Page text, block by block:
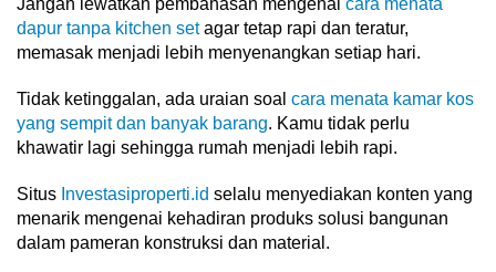
Jangan lewatkan pembahasan mengenai cara menata
dapur tanpa kitchen setagar tetap rapi dan teratur,
memasak menjadi lebih menyenangkan setiap hari.
Tidak ketinggalan, ada uraian soal cara menata kamar kos
yang sempit dan banyak barang. Kamu tidak perlu
khawatir lagi sehingga rumah menjadi lebih rapi.
Situs Investasiproperti.id selalu menyediakan konten yang
menarik mengenai kehadiran produks solusi bangunan
dalam pameran konstruksi dan material.